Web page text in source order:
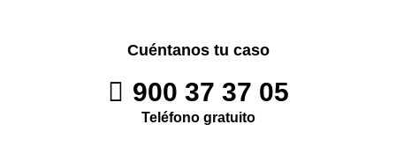
Cuéntanos tu caso
900 37 37 05
Teléfono gratuito